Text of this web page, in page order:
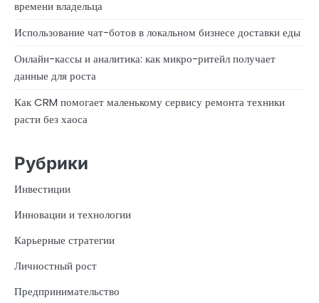
времени владельца
Использование чат-ботов в локальном бизнесе доставки еды
Онлайн-кассы и аналитика: как микро-ритейл получает
данные для роста
Как CRM помогает маленькому сервису ремонта техники
расти без хаоса
Рубрики
Инвестиции
Инновации и технологии
Карьерные стратегии
Личностный рост
Предпринимательство